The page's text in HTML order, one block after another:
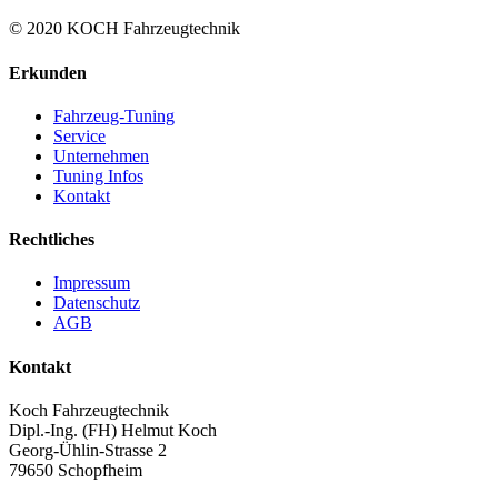
© 2020 KOCH Fahrzeugtechnik
Erkunden
Fahrzeug-Tuning
Service
Unternehmen
Tuning Infos
Kontakt
Rechtliches
Impressum
Datenschutz
AGB
Kontakt
Koch Fahrzeugtechnik
Dipl.-Ing. (FH) Helmut Koch
Georg-Ühlin-Strasse 2
79650 Schopfheim